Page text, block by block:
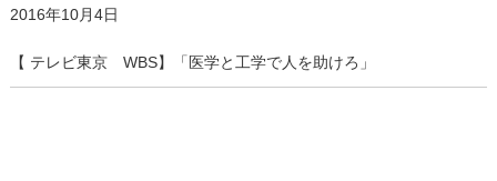
2016年10月4日
【 テレビ東京 WBS】「医学と工学で人を助けろ」